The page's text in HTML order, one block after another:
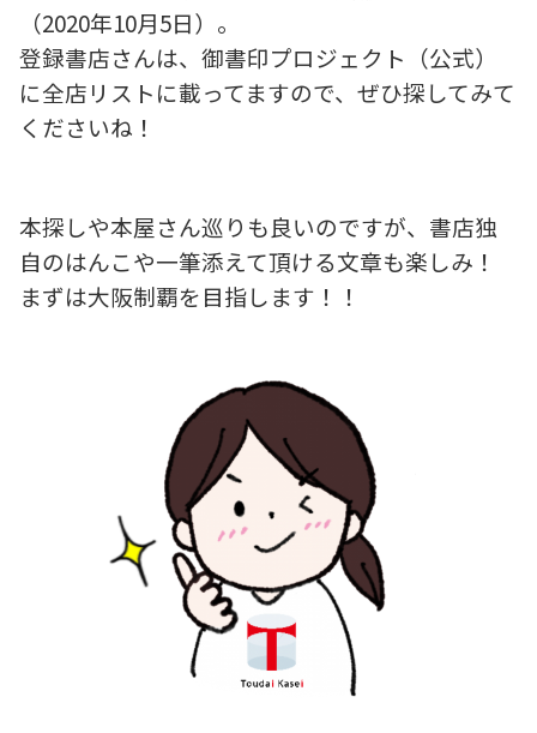
（2020年10月5日）。
登録書店さんは、御書印プロジェクト（公式）
に全店リストに載ってますので、ぜひ探してみて
くださいね！
本探しや本屋さん巡りも良いのですが、書店独
自のはんこや一筆添えて頂ける文章も楽しみ！
まずは大阪制覇を目指します！！